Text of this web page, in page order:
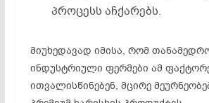
პროცესს აჩქარებს.
მიუხედავად იმისა, რომ
ინდუსტრიული ფერმები ამ
ითვალისწინებენ, მცირე